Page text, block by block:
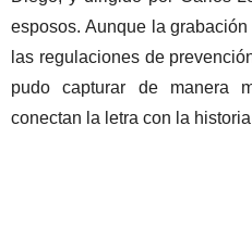
esposos. Aunque la
las regulaciones de
pudo capturar de manera
conectan la letra con la